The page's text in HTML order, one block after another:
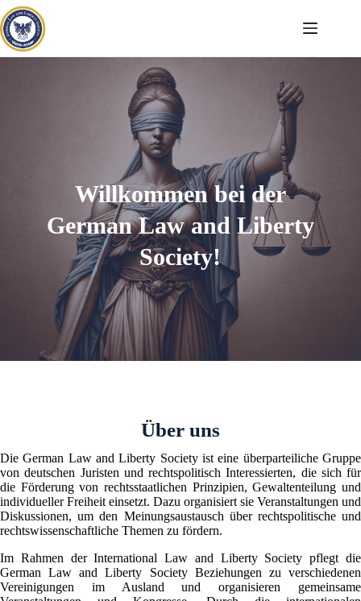
Zum
Inhalt
springen
Willkommen bei der
German Law and Liberty
Society!
Über uns
Die German Law and Liberty Society ist eine überparteiliche Gruppe
von deutschen Juristen und rechtspolitisch Interessierten, die sich für
die Förderung von rechtsstaatlichen Prinzipien, Gewaltenteilung und
individueller Freiheit einsetzt. Dazu organisiert sie Veranstaltungen und
Diskussionen, um den Meinungsaustausch über rechtspolitische und
rechtswissenschaftliche Themen zu fördern.
Im Rahmen der International Law and Liberty Society pflegt die
German Law and Liberty Society Beziehungen zu verschiedenen
Vereinigungen im Ausland und organisieren gemeinsame